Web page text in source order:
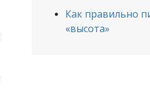
Как правильно
«высота»